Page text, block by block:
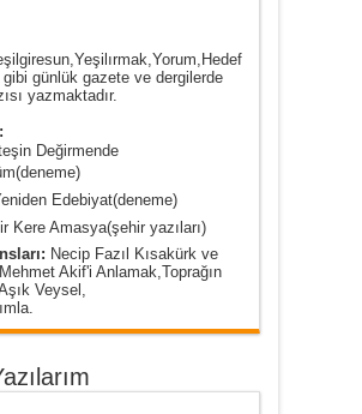
günlük gazete ve dergilerde
yazmaktadır.
Değirmende
Edebiyat(deneme)
Kere Amasya(şehir yazıları)
Necip Fazıl Kısakürk ve
Akif'i Anlamak,Toprağın
Veysel,